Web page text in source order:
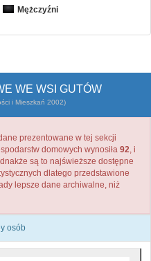
Mężczyźni
WE WSI GUTÓW
i Mieszkań 2002)
prezentowane w tej sekcji
domowych wynosiła 92, i
są to najświeższe dostępne
dlatego przedstawione
lepsze dane archiwalne, niż
osób